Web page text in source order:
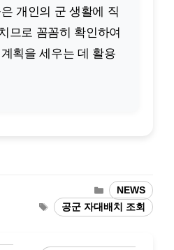
개인의 군 생활에 직
므로 꼼꼼히 확인하여
획을 세우는 데 활용
카
테
고
NEWS
태
그
공군 자대배치 조회